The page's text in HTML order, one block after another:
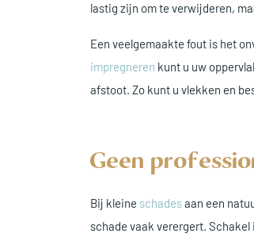
lastig zijn om te verwijderen,
Een veelgemaakte fout is het
impregneren kunt u uw
afstoot. Zo kunt u vlekken en
Geen
Bij kleine schadesaan een
schade vaak verergert.